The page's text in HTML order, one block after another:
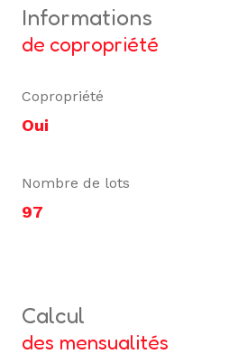
informations
de copropriété
Copropriété
Oui
Nombre de lots
97
calcul
des mensualités